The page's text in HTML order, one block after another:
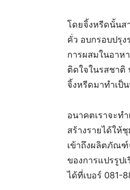
โดยจิ้งหรีดนั้นส
คั่ว อบกรอบปรุ
การผสมในอาห
ติดใจในรสชาติ
จิ้งหรีดมาทำเป็
อนาคตเราจะท
สร้างรายได้ให้
เข้าถึงผลิตภัณฑ์
ของการแปรรูป
ได้ที่เบอร์ 081-